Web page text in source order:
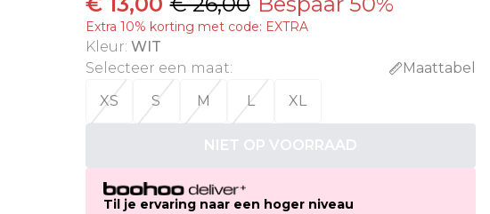
Extra 10% korting met code: EXTRA
Kleur: WIT
Selecteer een maat:
Maattabel
XS
S M L XL
NIET OP VOORRAAD
Til je ervaring naar een hoger niveau